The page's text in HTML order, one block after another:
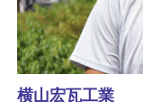
横山宏瓦工業